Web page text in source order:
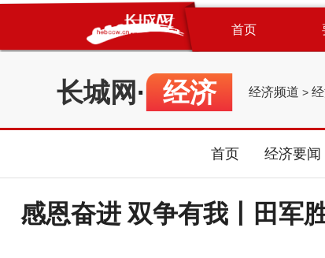
首页
长城网 · 经济 经济频道 >
首页 经济要闻
感恩奋进 双争有我丨田军